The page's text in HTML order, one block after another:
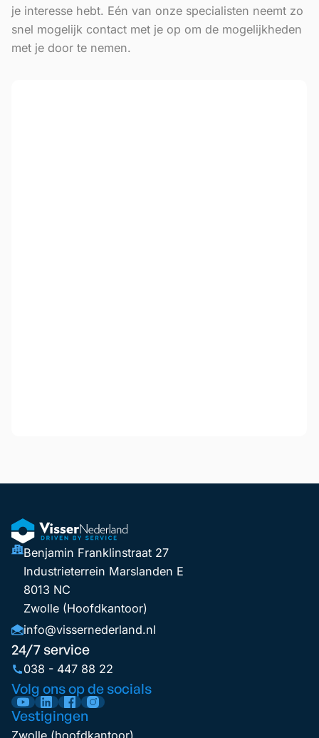
je interesse hebt. Eén van onze specialisten neemt zo
snel mogelijk contact met je op om de mogelijkheden
met je door te nemen.
Benjamin Franklinstraat 27
Industrieterrein Marslanden E
8013 NC
Zwolle (Hoofdkantoor)
info@vissernederland.nl
24/7 service
038 - 447 88 22
Volg ons op de socials
Vestigingen
Zwolle (hoofdkantoor)